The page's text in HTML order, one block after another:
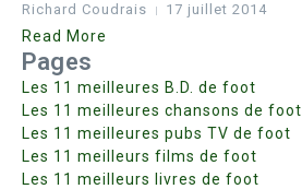
Richard Coudrais 17 juillet 2014
Read More
Pages
Les 11 meilleures B.D. de foot
Les 11 meilleures chansons de foot
Les 11 meilleures pubs TV de foot
Les 11 meilleurs films de foot
Les 11 meilleurs livres de foot